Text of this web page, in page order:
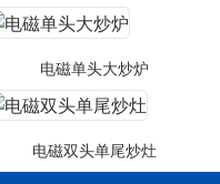
电磁单头大炒炉
电磁双头单尾炒灶